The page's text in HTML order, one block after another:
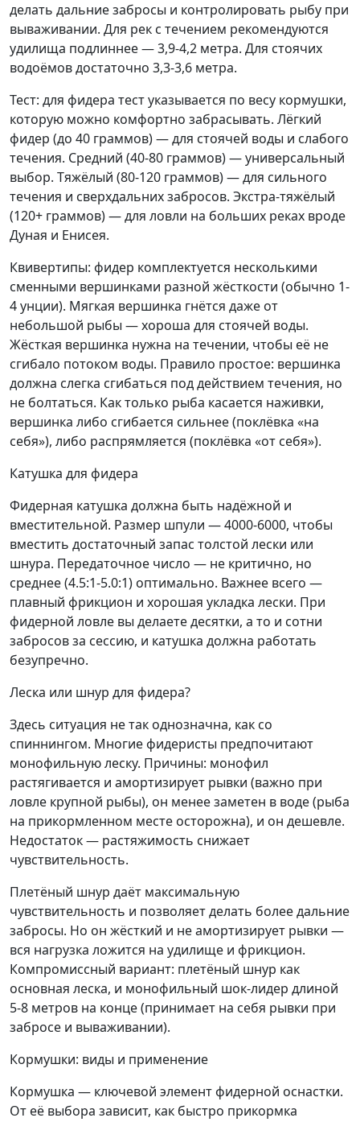
делать дальние забросы и контролировать рыбу при
вываживании. Для рек с течением рекомендуются
удилища подлиннее — 3,9-4,2 метра. Для стоячих
водоёмов достаточно 3,3-3,6 метра.
Тест: для фидера тест указывается по весу кормушки,
которую можно комфортно забрасывать. Лёгкий
фидер (до 40 граммов) — для стоячей воды и слабого
течения. Средний (40-80 граммов) — универсальный
выбор. Тяжёлый (80-120 граммов) — для сильного
течения и сверхдальних забросов. Экстра-тяжёлый
(120+ граммов) — для ловли на больших реках вроде
Дуная и Енисея.
Квивертипы: фидер комплектуется несколькими
сменными вершинками разной жёсткости (обычно 1-
4 унции). Мягкая вершинка гнётся даже от
небольшой рыбы — хороша для стоячей воды.
Жёсткая вершинка нужна на течении, чтобы её не
сгибало потоком воды. Правило простое: вершинка
должна слегка сгибаться под действием течения, но
не болтаться. Как только рыба касается наживки,
вершинка либо сгибается сильнее (поклёвка «на
себя»), либо распрямляется (поклёвка «от себя»).
Катушка для фидера
Фидерная катушка должна быть надёжной и
вместительной. Размер шпули — 4000-6000, чтобы
вместить достаточный запас толстой лески или
шнура. Передаточное число — не критично, но
среднее (4.5:1-5.0:1) оптимально. Важнее всего —
плавный фрикцион и хорошая укладка лески. При
фидерной ловле вы делаете десятки, а то и сотни
забросов за сессию, и катушка должна работать
безупречно.
Леска или шнур для фидера?
Здесь ситуация не так однозначна, как со
спиннингом. Многие фидеристы предпочитают
монофильную леску. Причины: монофил
растягивается и амортизирует рывки (важно при
ловле крупной рыбы), он менее заметен в воде (рыба
на прикормленном месте осторожна), и он дешевле.
Недостаток — растяжимость снижает
чувствительность.
Плетёный шнур даёт максимальную
чувствительность и позволяет делать более дальние
забросы. Но он жёсткий и не амортизирует рывки —
вся нагрузка ложится на удилище и фрикцион.
Компромиссный вариант: плетёный шнур как
основная леска, и монофильный шок-лидер длиной
5-8 метров на конце (принимает на себя рывки при
забросе и вываживании).
Кормушки: виды и применение
Кормушка — ключевой элемент фидерной оснастки.
От её выбора зависит, как быстро прикормка